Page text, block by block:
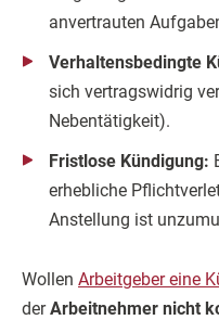
anvertrauten
Verhaltensbedingte
sich vertragswidrig
Nebentätigkeit).
Fristlose Kündigung:
erhebliche
Anstellung ist
Wollen Arbeitgeber eine
derArbeitnehmer nicht